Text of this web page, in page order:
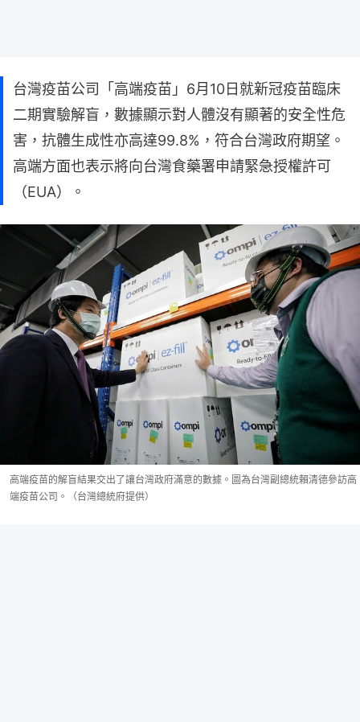
台灣疫苗公司「高端疫苗」6月10日就新冠疫苗臨床
二期實驗解盲，數據顯示對人體沒有顯著的安全性危
害，抗體生成性亦高達99.8%，符合台灣政府期望。
高端方面也表示將向台灣食藥署申請緊急授權許可
（EUA）。
高端疫苗的解盲結果交出了讓台灣政府滿意的數據。圖為台灣副總統賴清德參訪高
端疫苗公司。（台灣總統府提供）